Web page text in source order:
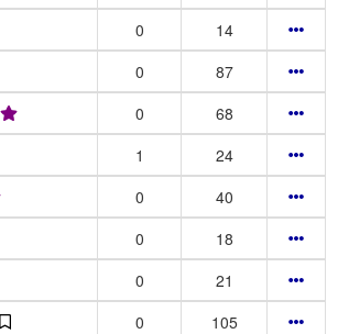
0
14
0
87
0
68
1
24
0
40
0
18
0
21
0
105